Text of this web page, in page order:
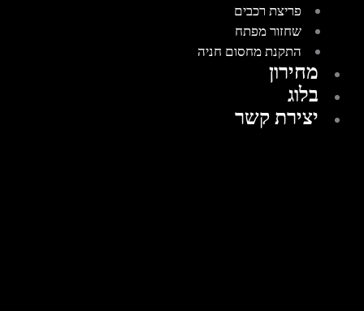
פריצת רכבים
שחזור מפתח
התקנת מחסום חניה
מחירון
בלוג
יצירת קשר